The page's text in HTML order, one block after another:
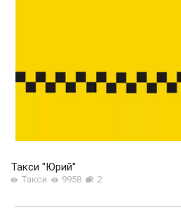
Такси "Юрий"
Такси 9958 2